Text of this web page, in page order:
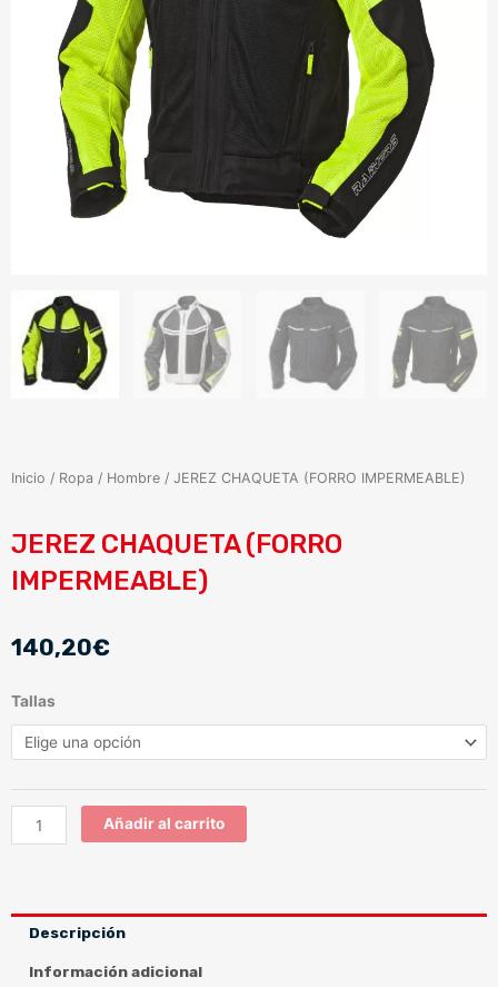
Inicio / Ropa / Hombre / JEREZ CHAQUETA (FORRO IMPERMEABLE)
JEREZ CHAQUETA (FORRO
IMPERMEABLE)
140,20€
Tallas
JEREZ
CHAQUETA
(FORRO
cantidad
Añadir al carrito
Descripción
Información adicional